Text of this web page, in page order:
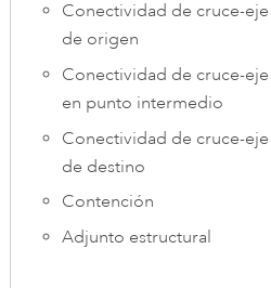
Conectividad de cruce-eje
de origen
Conectividad de cruce-eje
en punto intermedio
Conectividad de cruce-eje
de destino
Contención
Adjunto estructural